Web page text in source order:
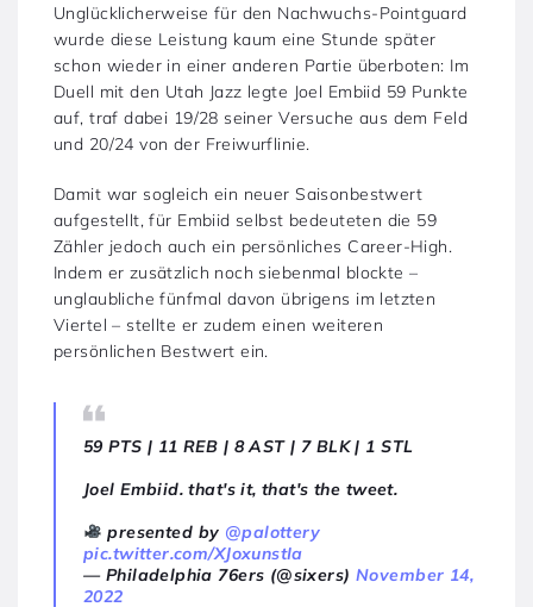
Unglücklicherweise für den Nachwuchs-Pointguard
wurde diese Leistung kaum eine Stunde später
schon wieder in einer anderen Partie überboten: Im
Duell mit den Utah Jazz legte Joel Embiid 59 Punkte
auf, traf dabei 19/28 seiner Versuche aus dem Feld
und 20/24 von der Freiwurflinie.
Damit war sogleich ein neuer Saisonbestwert
aufgestellt, für Embiid selbst bedeuteten die 59
Zähler jedoch auch ein persönliches Career-High.
Indem er zusätzlich noch siebenmal blockte –
unglaubliche fünfmal davon übrigens im letzten
Viertel – stellte er zudem einen weiteren
persönlichen Bestwert ein.
59 PTS | 11 REB | 8 AST | 7 BLK | 1 STL
Joel Embiid. that's it, that's the tweet.
presented by @palottery
pic.twitter.com/XJoxunstIa
— Philadelphia 76ers (@sixers)November 14,
2022